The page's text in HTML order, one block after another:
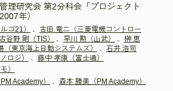
理研究会 第2分科会「プロジェクト
年）
ゴ21） 、 古田 竜二（三菱電機コントロー
古谷野 剛（TIS） 、 早川 勲（山武） 、 榊 恵
（東京海上日動システムズ） 、 石井 浩司
ロジ）
、 藤中 孝康（富士通）
）
Academy） 、 森本 勝美（PM Academy）